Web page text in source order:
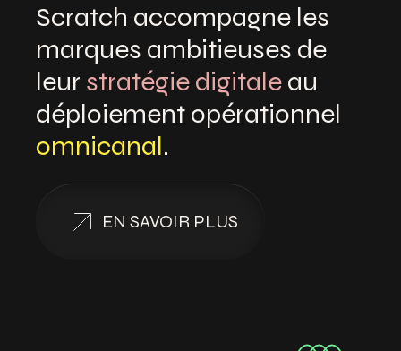
Scratch accompagne les
marques ambitieuses de
leur stratégie digitaleau
déploiement opérationnel
omnicanal.
EN SAVOIR PLUS